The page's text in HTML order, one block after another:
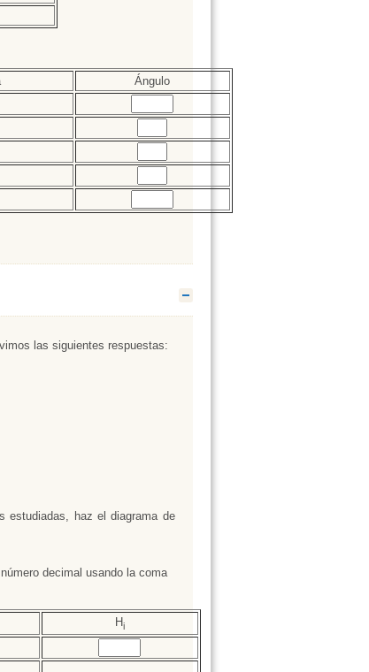
Ángulo
huecos (1):
huecos (2):
huecos (3):
huecos (4):
huecos (5):
las siguientes respuestas:
estudiadas, haz el diagrama de
decimal usando la coma
Hi